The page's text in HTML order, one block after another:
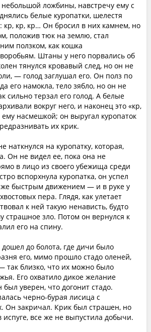
ложбины, навстречу ему с
белые куропатки, шелестя
кр, кр, кр… Он бросил в них камнем, но
положив тюк на землю, стал
ползком, как кошка
Штаны у него порвались об
тянулся кровавый след, но он не
— голод заглушал его. Он полз по
его намокла, тело зябло, но он не
сильно терзал его голод. А белые
вокруг него, и наконец это «кр,
ему насмешкой; он выругал куропаток
их крик.
наткнулся на куропатку, которая,
Он не видел ее, пока она не
в лицо из своего убежища среди
вспорхнула куропатка, он успел
же быстрым движением — и в руке у
пера. Глядя, как улетает
к ней такую ненависть, будто
страшное зло. Потом он вернулся к
его на спину.
до болота, где дичи было
его, мимо прошло стадо оленей,
так близко, что их можно было
Его охватило дикое желание
уверен, что догонит стадо.
черно-бурая лисица с
Он закричал. Крик был страшен, но
испуге, все же не выпустила добычи.